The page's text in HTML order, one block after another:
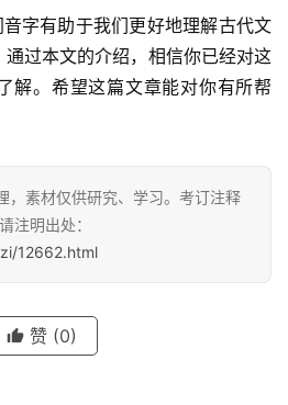
字有助于我们更好地理解古代文
过本文的介绍，相信你已经对这
解。希望这篇文章能对你有所帮
，素材仅供研究、学习。考订注释
注明出处：
12662.html
赞 (0)